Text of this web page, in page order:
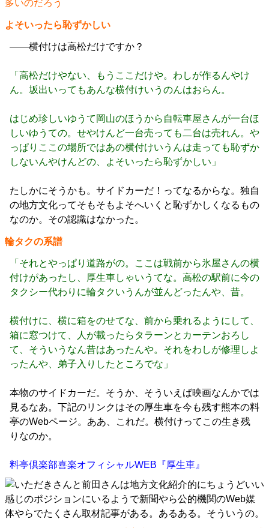
多いのだろう
よそいったら恥ずかしい
――横付けは高松だけですか？
「高松だけやない、もうここだけや。わしが作るんやけ
ん。坂出いってもあんな横付けいうのんはおらん。
はじめ珍しいゆうて岡山のほうから自転車屋さんが一台ほ
しいゆうての。せやけんど一台売っても二台は売れん。や
っぱりここの場所ではあの横付けいうんは走っても恥ずか
しないんやけんどの、よそいったら恥ずかしい」
たしかにそうかも。サイドカーだ！ってなるからな。独自
の地方文化ってそもそもよそへいくと恥ずかしくなるもの
なのか。その認識はなかった。
輪タクの系譜
「それとやっぱり道路がの。ここは戦前から氷屋さんの横
付けがあったし、厚生車しゃいうてな。高松の駅前に今の
タクシー代わりに輪タクいうんが並んどったんや、昔。
横付けに、横に箱をのせてな、前から乗れるようにして、
箱に窓つけて、人が載ったらタラーンとカーテンおろし
て、そういうなん昔はあったんや。それをわしが修理しよ
ったんや、弟子入りしたところでな」
本物のサイドカーだ。そうか、そういえば映画なんかでは
見るなあ。下記のリンクはその厚生車を今も残す熊本の料
亭のWebページ。ああ、これだ。横付けってこの生き残
りなのか。
料亭倶楽部喜楽オフィシャルWEB『厚生車』